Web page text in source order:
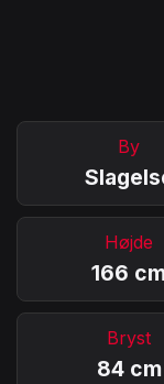
By
Højde
166
Bryst
84 cm